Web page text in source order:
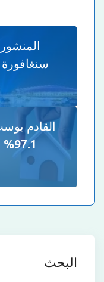
القادم
البحث